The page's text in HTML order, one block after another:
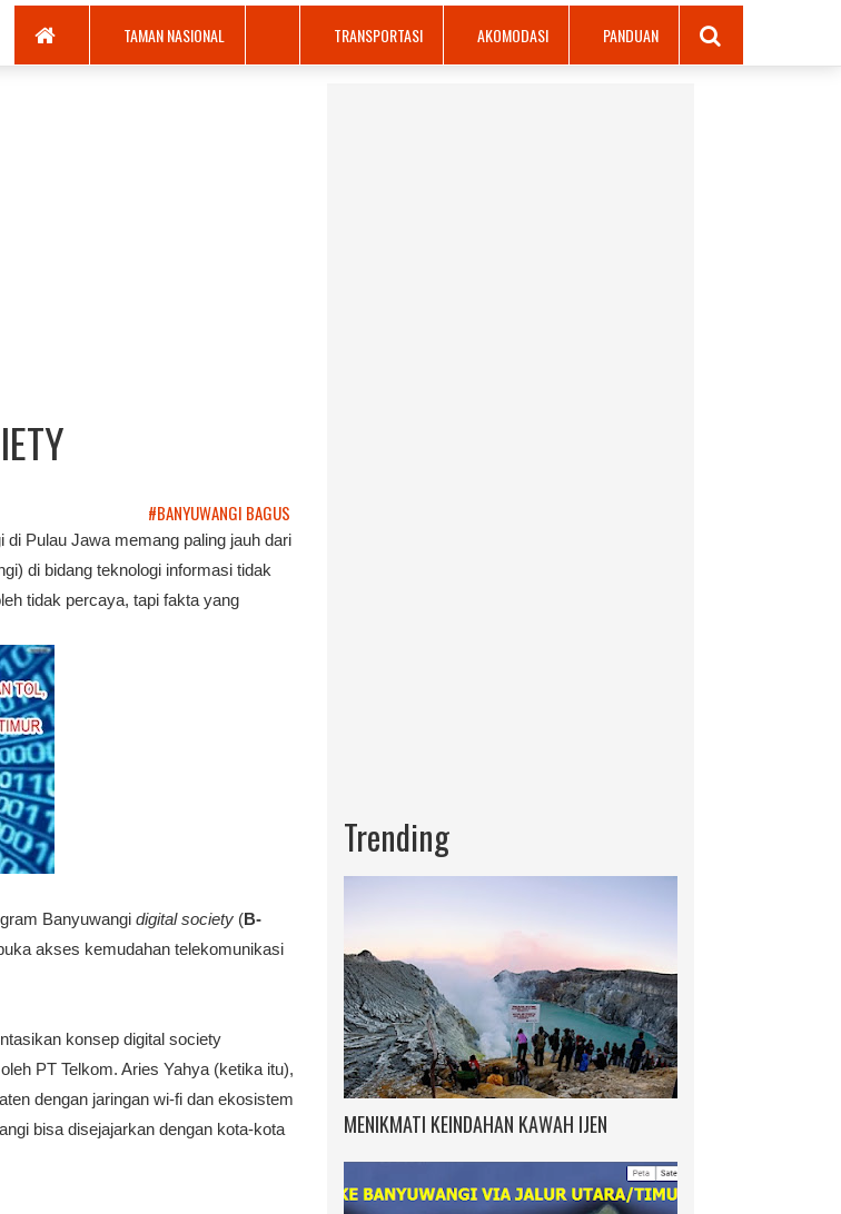
TAMAN NASIONAL TRANSPORTASI AKOMODASI PANDUAN
#BANYUWANGI BAGUS
Pulau Jawa memang paling jauh dari
di bidang teknologi informasi tidak
tidak percaya, tapi fakta yang
Banyuwangi digital society (B-
akses kemudahan telekomunikasi
konsep digital society
PT Telkom. Aries Yahya (ketika itu),
dengan jaringan wi-fi dan ekosistem
bisa disejajarkan dengan kota-kota
Trending
MENIKMATI KEINDAHAN KAWAH IJEN